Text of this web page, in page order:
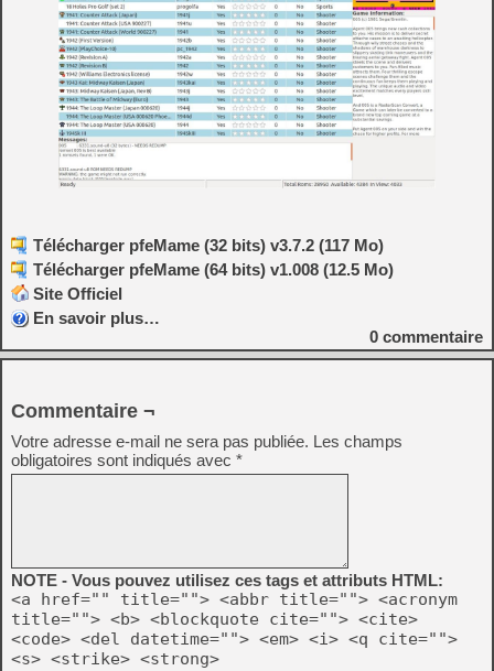
Télécharger pfeMame (32 bits) v3.7.2 (117 Mo)
Télécharger pfeMame (64 bits) v1.008 (12.5 Mo)
Site Officiel
En savoir plus…
0 commentaire
Commentaire ¬
Votre adresse e-mail ne sera pas publiée. Les champs
obligatoires sont indiqués avec *
NOTE - Vous pouvez utilisez ces tags et attributs HTML:
<a href="" title=""> <abbr title=""> <acronym
title=""> <b> <blockquote cite=""> <cite>
<code> <del datetime=""> <em> <i> <q cite="">
<s> <strike> <strong>